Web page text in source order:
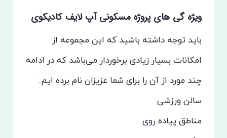
ویژه گی های پروژه مسکونی آپ لایف کادیکوی
باید توجه داشته باشید که این مجموعه از
امکانات بسیار زیادی برخوردار می‌باشد که در ادامه
چند مورد از آن را برای شما عزیزان نام برده ایم:
سالن ورزشی
مناطق پیاده روی